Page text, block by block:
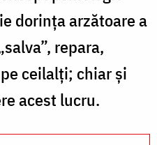
dorința arzătoare a
repara,
ceilalți; chiar și
acest lucru.